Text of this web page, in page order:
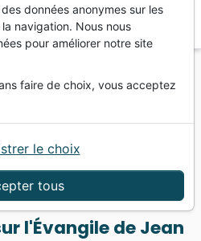
de nouvelle commande
States).
de Jean - tome 2
l'Évangile de Jean
données anonymes sur les
navigation. Nous nous
pour améliorer notre site
faire de choix, vous acceptez
tous
le choix